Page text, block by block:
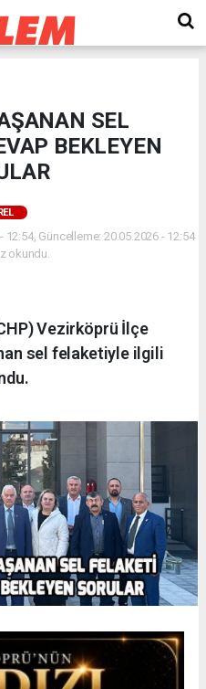
SEL
BEKLEYEN
Güncelleme: 20.05.2026 - 12:54
okundu.
Vezirköprü İlçe
sel felaketiyle ilgili